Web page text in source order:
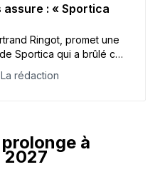
assure : « Sportica
Ringot, promet une
Sportica qui a brûlé ce
La rédaction
à
2027